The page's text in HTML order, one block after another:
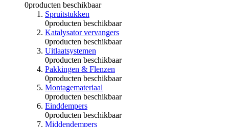
0producten beschikbaar
Spruitstukken
0producten beschikbaar
Katalysator vervangers
0producten beschikbaar
Uitlaatsystemen
0producten beschikbaar
Pakkingen & Flenzen
0producten beschikbaar
Montagemateriaal
0producten beschikbaar
Einddempers
0producten beschikbaar
Middendempers